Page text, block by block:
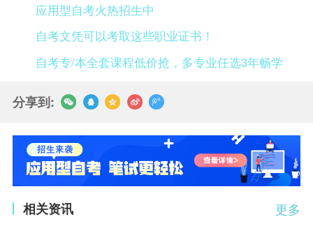
应用型自考火热招生中
自考文凭可以考取这些职业证书！
自考专/本全套课程低价抢，多专业任选3年畅学
分享到:
更多
相关资讯